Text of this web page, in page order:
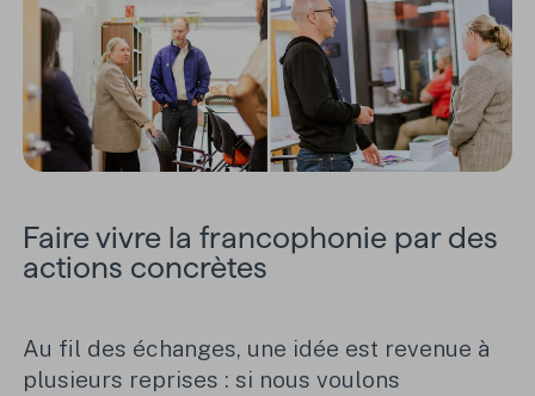
Faire vivre la francophonie par des
actions concrètes
Au fil des échanges, une idée est revenue à
plusieurs reprises : si nous voulons